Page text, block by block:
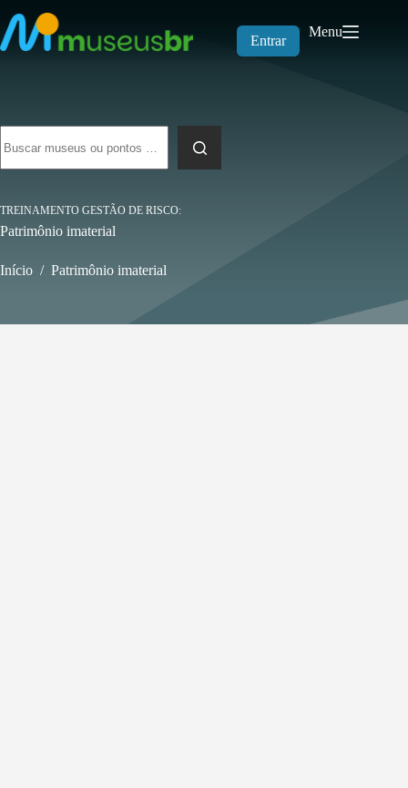
para
o
conteúdo
Entrar
Menu
resultados
TREINAMENTO GESTÃO DE RISCO
Patrimônio imaterial
Início / Patrimônio imaterial